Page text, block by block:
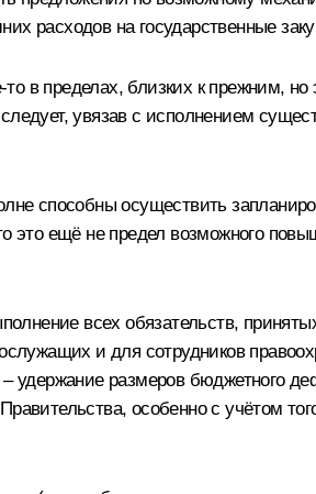
расходов на государственные
в пределах, близких к прежним,
увязав с исполнением
способны осуществить
это ещё не предел возможного
всех обязательств,
и для сотрудников
удержание размеров бюджетного
особенно с учётом